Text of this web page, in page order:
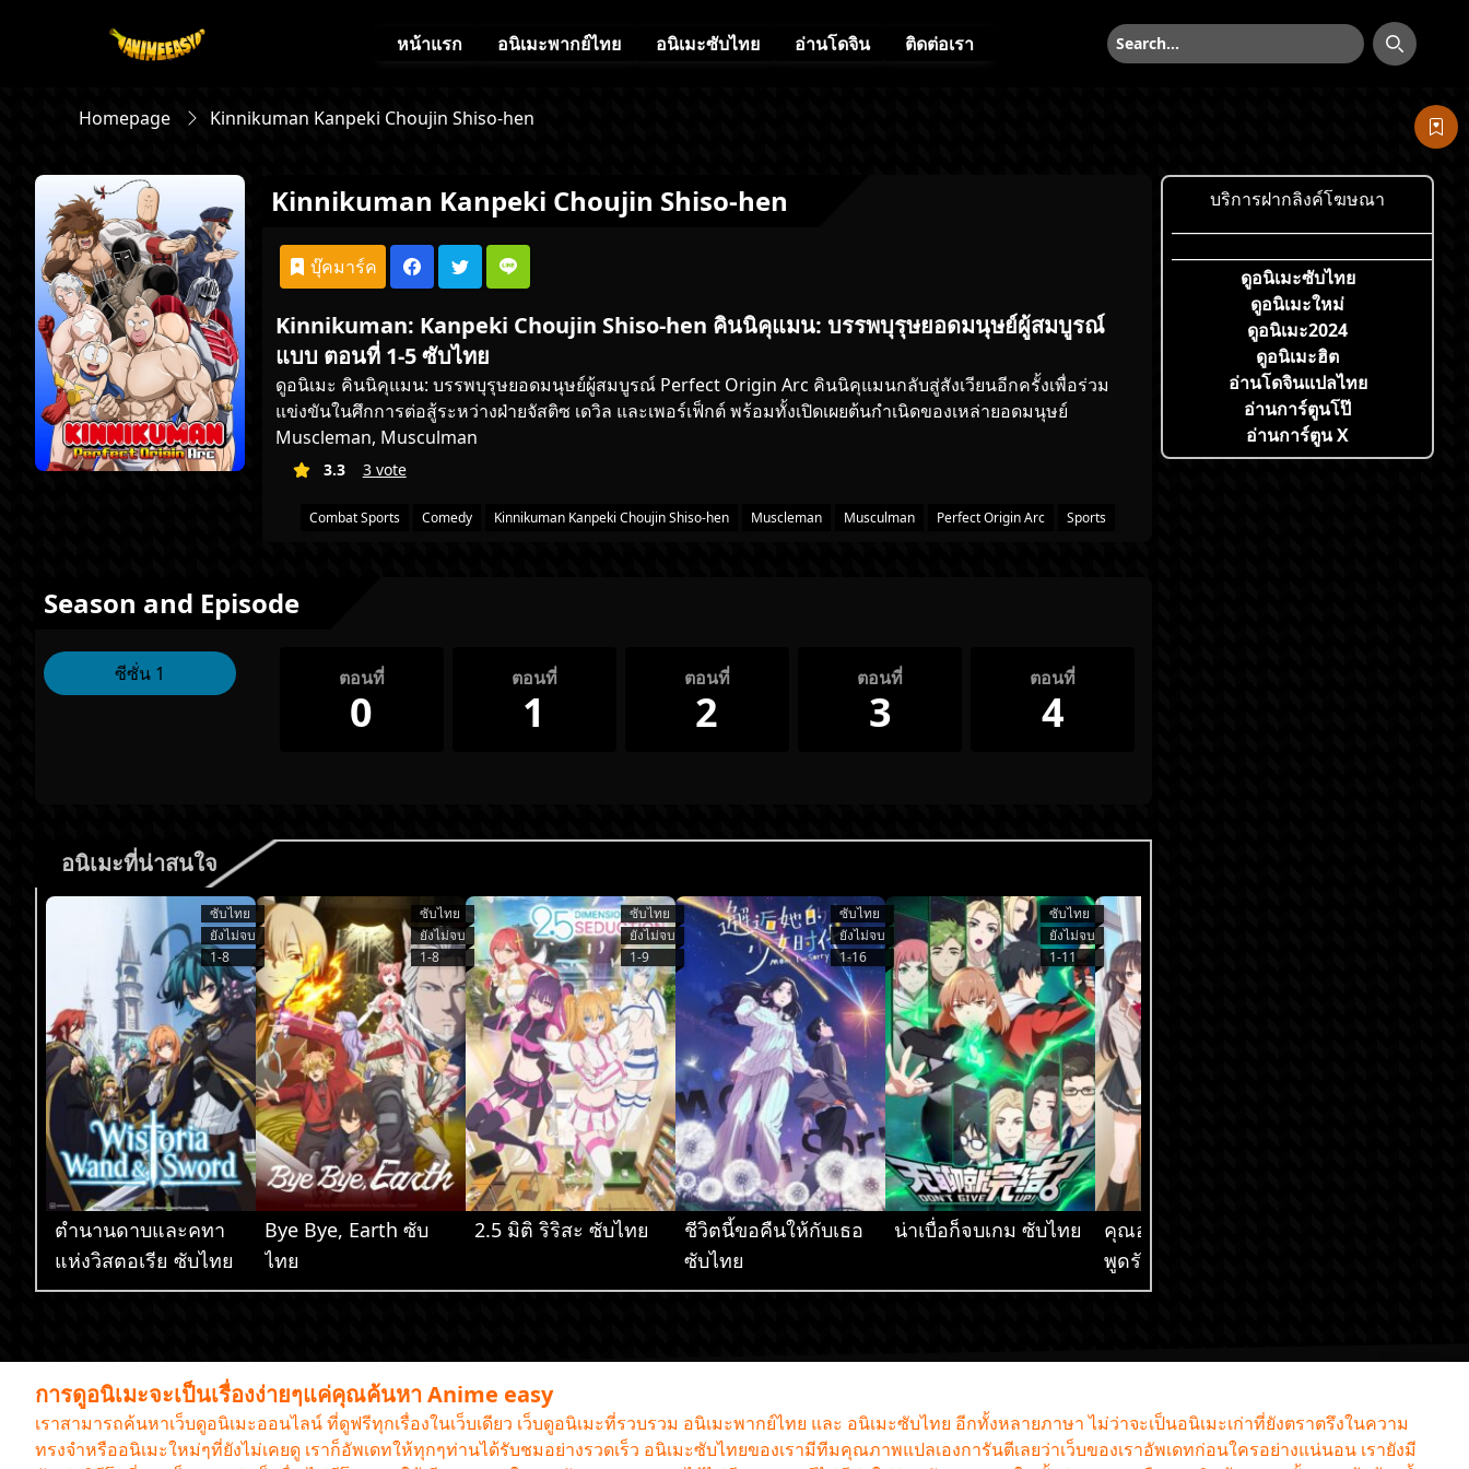
หน้าแรก อนิเมะพากย์ไทย อนิเมะซับไทย อ่านโดจิน ติดต่อเรา ค้นหา ค้นหา
Homepage Kinnikuman Kanpeki Chоujin Shiso-hen
Kinnikuman Kanpeki Chоujin Shiso-hen
บุ๊คมาร์ค
Kinnikuman: Kanpeki Choujin Shiso-hen คินนิคุแมน: บรรพบุรุษยอดมนุษย์ผู้สมบูรณ์
แบบ ตอนที่ 1-5 ซับไทย
ดูอนิเมะ คินนิคุแมน: บรรพบุรุษยอดมนุษย์ผู้สมบูรณ์ Perfect Origin Arc คินนิคุแมนกลับสู่สังเวียนอีกครั้งเพื่อร่วม
แข่งขันในศึกการต่อสู้ระหว่างฝ่ายจัสติซ เดวิล และเพอร์เฟ็กต์ พร้อมทั้งเปิดเผยต้นกำเนิดของเหล่ายอดมนุษย์
Muscleman, Musculman
3.3 3 vote
Combat Sports Comedy Kinnikuman Kanpeki Chоujin Shiso-hen Muscleman Musculman Perfect Origin Arc Sports
Season and Episode
ซีซั่น 1 ตอนที่
0
ตอนที่
1
ตอนที่
2
ตอนที่
3
ตอนที่
4
อนิเมะที่น่าสนใจ
ซับไทย
ยังไม่จบ
1-8
ตำนานดาบและคทา
แห่งวิสตอเรีย ซับไทย
ซับไทย
ยังไม่จบ
1-8
Bye Bye, Earth ซับ
ไทย
ซับไทย
ยังไม่จบ
1-9
2.5 มิติ ริริสะ ซับไทย
ซับไทย
ยังไม่จบ
1-16
ชีวิตนี้ขอคืนให้กับเธอ
ซับไทย
ซับไทย
ยังไม่จบ
1-11
น่าเบื่อก็จบเกม ซับไทย
คุณอาเรียโต๊ะข้างๆ
พูดรัสเซียหวานใส่ซะ
หัวใจจะวาย ซับไทย
บริการฝากลิงค์โฆษณา
ดูอนิเมะซับไทย
ดูอนิเมะใหม่
ดูอนิเมะ2024
ดูอนิเมะฮิต
อ่านโดจินแปลไทย
อ่านการ์ตูนโป๊
อ่านการ์ตูน X
การดูอนิเมะจะเป็นเรื่องง่ายๆแค่คุณค้นหา Anime easy
เราสามารถค้นหาเว็บดูอนิเมะออนไลน์ ที่ดูฟรีทุกเรื่องในเว็บเดียว เว็บดูอนิเมะที่รวบรวม อนิเมะพากย์ไทย และ อนิเมะซับไทย อีกทั้งหลายภาษา ไม่ว่าจะเป็นอนิเมะเก่าที่ยังตราตรึงในความ
ทรงจำหรืออนิเมะใหม่ๆที่ยังไม่เคยดู เราก็อัพเดทให้ทุกๆท่านได้รับชมอย่างรวดเร็ว อนิเมะซับไทยของเรามีทีมคุณภาพแปลเองการันตีเลยว่าเว็บของเราอัพเดทก่อนใครอย่างแน่นอน เรายังมี